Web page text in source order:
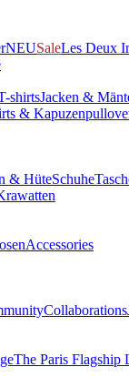
NEUSaleLes Deux
shirtsJacken &
&